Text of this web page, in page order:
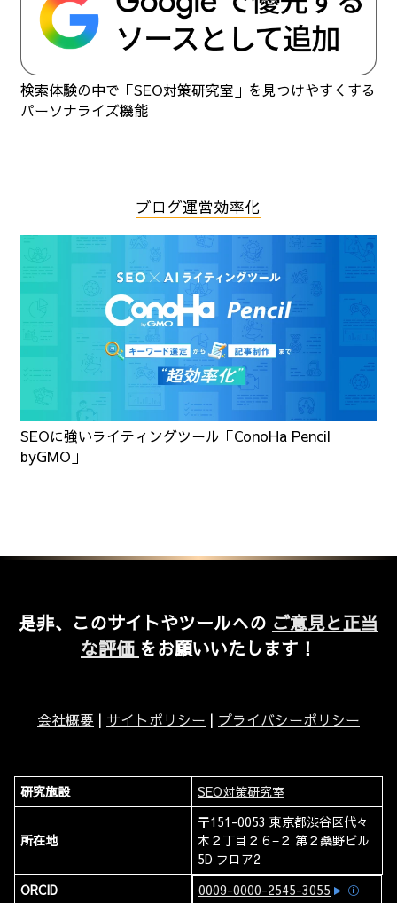
検索体験の中で「SEO対策研究室」を見つけやすくする
パーソナライズ機能
ブログ運営効率化
SEOに強いライティングツール「ConoHa Pencil
byGMO」
是非、このサイトやツールへの ご意見と正当
な評価 をお願いいたします！
会社概要 | サイトポリシー | プライバシーポリシー
研究施設 SEO対策研究室
所在地
〒151-0053 東京都渋谷区代々
木２丁目２６−２ 第２桑野ビル
5D フロア2
ORCID
0009-0000-2545-3055 ⓘ